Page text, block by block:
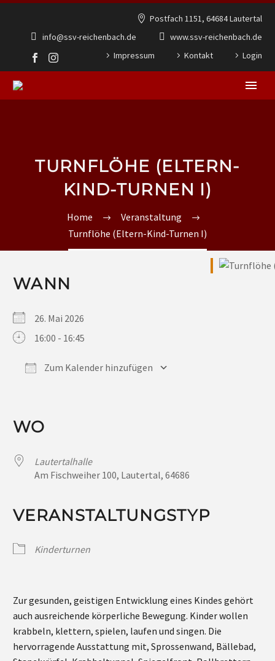
Postfach 1151, 64684 Lautertal
info@ssv-reichenbach.de
www.ssv-reichenbach.de
Impressum
Kontakt Login
TURNFLÖHE (ELTERN-
KIND-TURNEN I)
Home
Veranstaltung
Turnflöhe (Eltern-Kind-Turnen I)
WANN
26. Mai 2026
16:00 - 16:45
Zum Kalender hinzufügen
WO
Lautertalhalle
Am Fischweiher 100, Lautertal, 64686
VERANSTALTUNGSTYP
Kinderturnen
Zur gesunden, geistigen Entwicklung eines Kindes gehört
auch ausreichende körperliche Bewegung. Kinder wollen
krabbeln, klettern, spielen, laufen und singen. Die
hervorragende Ausstattung mit, Sprossenwand, Bällebad,